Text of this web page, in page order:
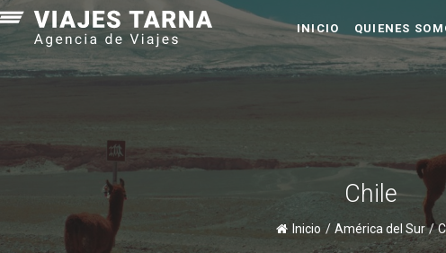
INICIO QUIENES
Chile
Inicio / América del Sur /